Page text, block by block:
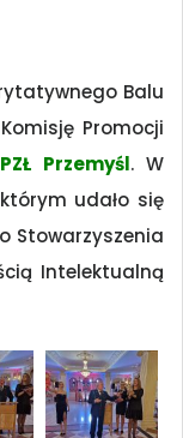
Balu
Promocji
Przemyśl. W
udało się
Stowarzyszenia
Intelektualną